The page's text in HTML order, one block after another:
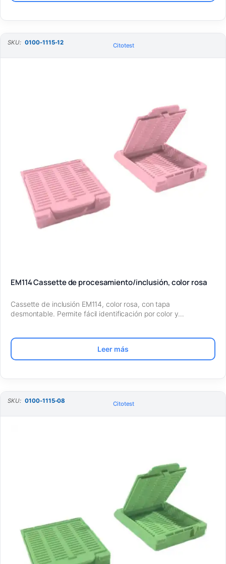
SKU: 0100-1115-12 Citotest
EM114 Cassette de procesamiento/inclusión, color rosa
Cassette de inclusión EM114, color rosa, con tapa
desmontable. Permite fácil identificación por color y…
Leer más
SKU: 0100-1115-08 Citotest